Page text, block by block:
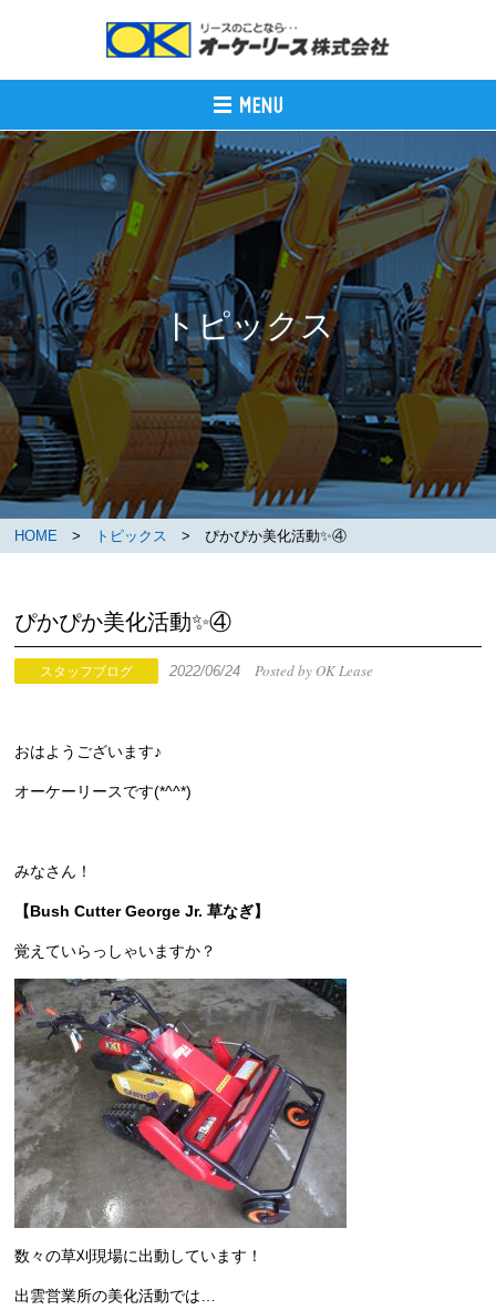
トピックス
HOME > トピックス > ぴかぴか美化活動✨④
ぴかぴか美化活動✨④
スタッフブログ 2022/06/24Posted by OK Lease
おはようございます♪
オーケーリースです(*^^*)
みなさん！
【Bush Cutter George Jr. 草なぎ】
覚えていらっしゃいますか？
数々の草刈現場に出動しています！
出雲営業所の美化活動では…